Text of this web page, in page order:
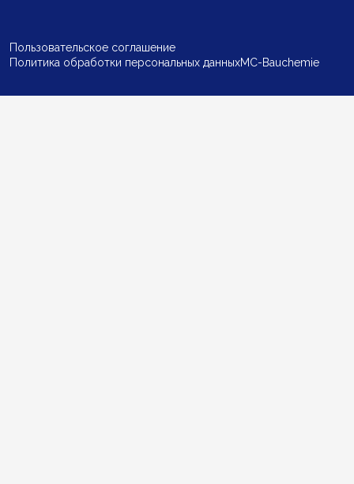
Пользовательское соглашение
Политика обработки персональных данныхMC-Bauchemie